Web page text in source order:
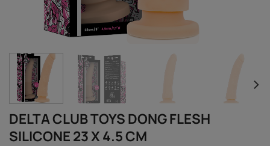
DELTA CLUB TOYS DONG FLESH
SILICONE 23 X 4.5 CM